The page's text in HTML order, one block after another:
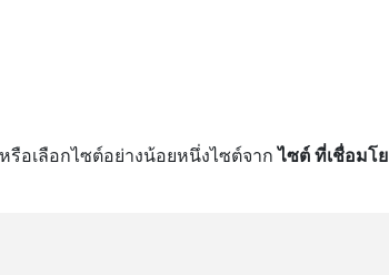
อเลือกไซต์อย่างน้อยหนึ่งไซต์จากไซต์ ที่เชื่อมโย